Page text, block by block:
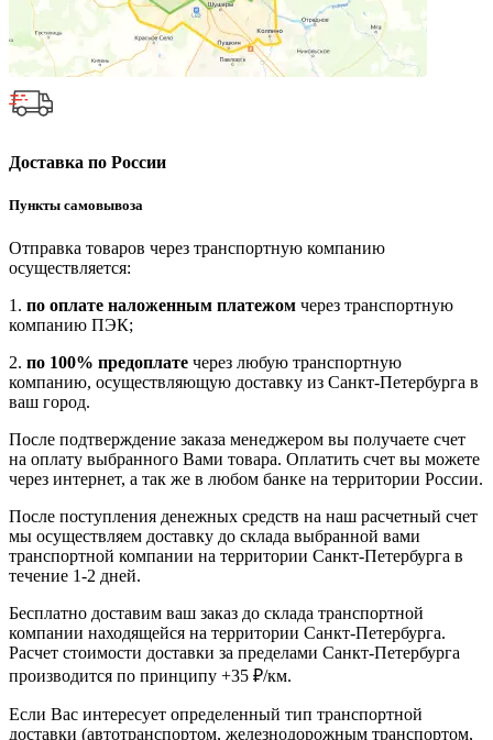
Доставка по России
Пункты самовывоза
Отправка товаров через транспортную компанию
осуществляется:
1. по оплате наложенным платежом через транспортную
компанию ПЭК;
2. по 100% предоплате через любую транспортную
компанию, осуществляющую доставку из Санкт-Петербурга в
ваш город.
После подтверждение заказа менеджером вы получаете счет
на оплату выбранного Вами товара. Оплатить счет вы можете
через интернет, а так же в любом банке на территории России.
После поступления денежных средств на наш расчетный счет
мы осуществляем доставку до склада выбранной вами
транспортной компании на территории Санкт-Петербурга в
течение 1-2 дней.
Бесплатно доставим ваш заказ до склада транспортной
компании находящейся на территории Санкт-Петербурга.
Расчет стоимости доставки за пределами Санкт-Петербурга
производится по принципу +35 ₽/км.
Если Вас интересует определенный тип транспортной
доставки (автотранспортом, железнодорожным транспортом,